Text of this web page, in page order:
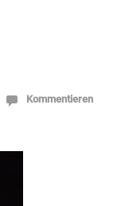
Kommentieren